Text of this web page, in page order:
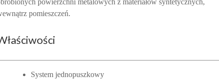
pomieszczeń.
System jednopuszkowy